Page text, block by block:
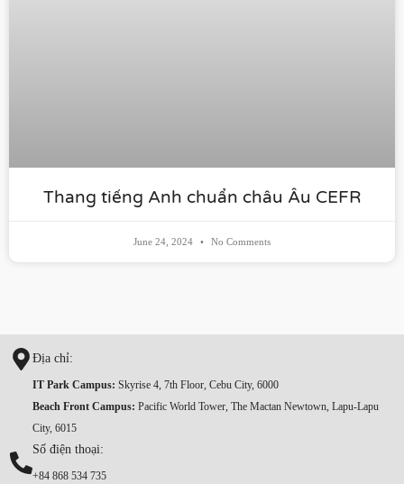
Thang tiếng Anh chuẩn châu Âu CEFR
June 24, 2024 No Comments
Địa chỉ:
IT Park Campus: Skyrise 4, 7th Floor, Cebu City, 6000
Beach Front Campus: Pacific World Tower, The Mactan Newtown, Lapu-Lapu
City, 6015
Số điện thoại:
+84 868 534 735